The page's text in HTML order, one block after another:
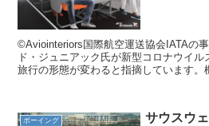
©Aviointeriors国際航空運送協会IATAの
ド・ジュニアック氏が新型コロナウイ
旅行の形態が変わると指摘しています。
ボーイング
サウスウ